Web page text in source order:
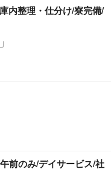
内整理・仕分け/寮完備/
前のみ/デイサービス/社